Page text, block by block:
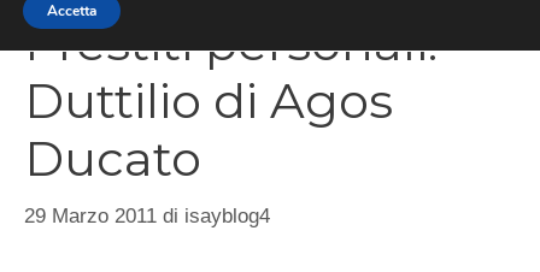
Prestiti personali:
Duttilio di Agos
Ducato
29 Marzo 2011 di isayblog4
Accetta